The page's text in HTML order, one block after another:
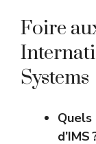
Foire
Systems
d’IMS